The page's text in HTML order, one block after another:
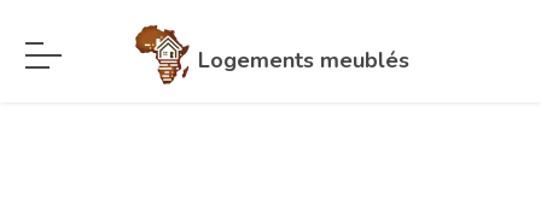
Logements meublés